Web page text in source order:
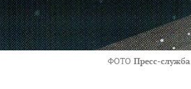
ФОТО Пресс-служба